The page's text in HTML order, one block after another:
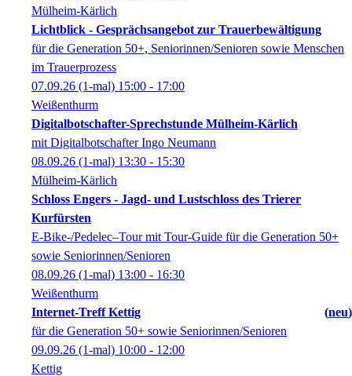
Mülheim-Kärlich
Lichtblick - Gesprächsangebot zur Trauerbewältigung
für die Generation 50+, Seniorinnen/Senioren sowie Menschen
im Trauerprozess
07.09.26 (1-mal) 15:00 - 17:00
Weißenthurm
Digitalbotschafter-Sprechstunde Mülheim-Kärlich
mit Digitalbotschafter Ingo Neumann
08.09.26 (1-mal) 13:30 - 15:30
Mülheim-Kärlich
Schloss Engers - Jagd- und Lustschloss des Trierer
Kurfürsten
E-Bike-/Pedelec–Tour mit Tour-Guide für die Generation 50+
sowie Seniorinnen/Senioren
08.09.26 (1-mal) 13:00 - 16:30
Weißenthurm
Internet-Treff Kettig
neu
für die Generation 50+ sowie Seniorinnen/Senioren
09.09.26 (1-mal) 10:00 - 12:00
Kettig